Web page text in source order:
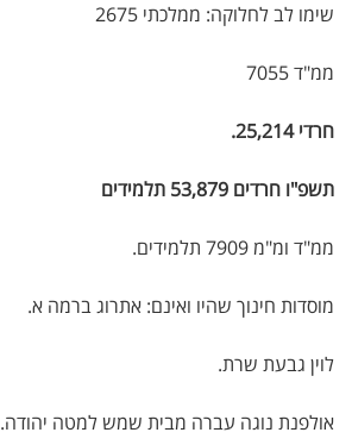
שימו לב לחלוקה: ממלכתי 2675
ממ"ד 7055
חרדי 25,214.
תשפ"ו חרדים 53,879 תלמידים
ממ"ד ומ"מ 7909 תלמידים.
מוסדות חינוך שהיו ואינם: אתרוג ברמה א.
לוין גבעת שרת.
אולפנת נוגה עברה מבית שמש למטה יהודה.